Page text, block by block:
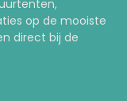
op de mooiste
direct bij de